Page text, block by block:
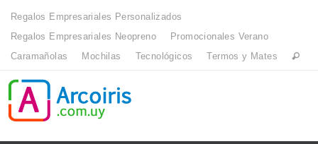
Regalos Empresariales Personalizados
Regalos Empresariales Neopreno
Promocionales Verano
Caramañolas
Mochilas Tecnológicos Termos y Mates